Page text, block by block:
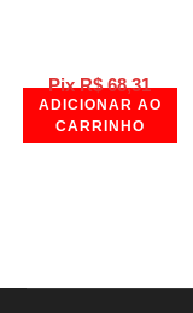
Pix R$68,31
ADICIONAR AO
CARRINHO